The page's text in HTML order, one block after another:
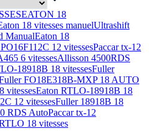
EATON 18
18 vitesses manuelUltrashift
ManualEaton 18
12 vitessesPaccar tx-12
6 vitessesAllisson 4500RDS
18918B 18 vitessesFuller
FO18E318B-MXP 18 AUTO
vitessesEaton RTLO-18918B 18
12 vitessesFuller 18918B 18
RDS AutoPaccar tx-12
18 vitesses